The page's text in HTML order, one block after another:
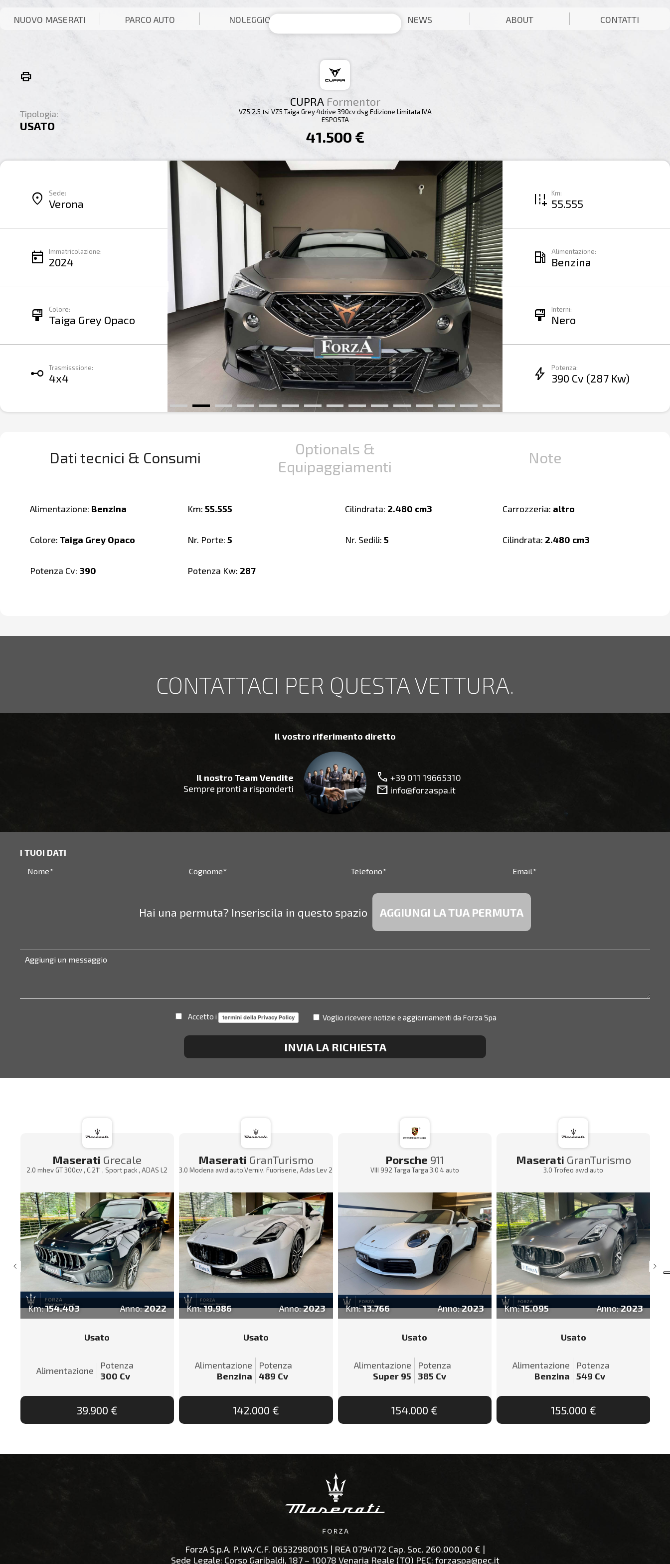
NUOVO MASERATI PARCO AUTO NOLEGGIO NEWS ABOUT CONTATTI
print
Tipologia:
USATO
CUPRA Formentor
VZ5 2.5 tsi VZ5 Taiga Grey 4drive 390cv dsg Edizione Limitata IVA
ESPOSTA
41.500 €
location_on Sede:
Verona
today Immatricolazione:
2024
format_paint Colore:
Taiga Grey Opaco
linear_scale Trasmisssione:
4x4
add_road Km:
55.555
local_gas_station Alimentazione:
Benzina
format_paint Interni:
Nero
bolt Potenza:
390 Cv (287 Kw)
Dati tecnici & Consumi
Optionals &
Equipaggiamenti
Note
Alimentazione: Benzina Km: 55.555 Cilindrata: 2.480 cm3 Carrozzeria: altro
Colore: Taiga Grey Opaco Nr. Porte: 5 Nr. Sedili: 5 Cilindrata: 2.480 cm3
Potenza Cv: 390 Potenza Kw: 287
CONTATTACI PER QUESTA VETTURA.
Il vostro riferimento diretto
Il nostro Team Vendite
Sempre pronti a risponderti
call +39 011 19665310
mail info@forzaspa.it
I TUOI DATI
Hai una permuta? Inseriscila in questo spazio AGGIUNGI LA TUA PERMUTA
Accetto i termini della Privacy Policy Voglio ricevere notizie e aggiornamenti da Forza Spa
Maserati Grecale
2.0 mhev GT 300cv , C.21" , Sport pack , ADAS L2
Km:154.403 Anno:2022
Usato
Alimentazione
Potenza
300 Cv
39.900 €
Maserati GranTurismo
3.0 Modena awd auto,Verniv. Fuoriserie, Adas Lev 2
Km:19.986 Anno:2023
Usato
Alimentazione
Benzina
Potenza
489 Cv
142.000 €
Porsche 911
VIII 992 Targa Targa 3.0 4 auto
Km:13.766 Anno:2023
Usato
Alimentazione
Super 95
Potenza
385 Cv
154.000 €
Maserati GranTurismo
3.0 Trofeo awd auto
Km:15.095 Anno:2023
Usato
Alimentazione
Benzina
Potenza
549 Cv
155.000 €
ForzA S.p.A. P.IVA/C.F. 06532980015 | REA 0794172 Cap. Soc. 260.000,00 € |
Sede Legale: Corso Garibaldi, 187 – 10078 Venaria Reale (TO) PEC: forzaspa@pec.it